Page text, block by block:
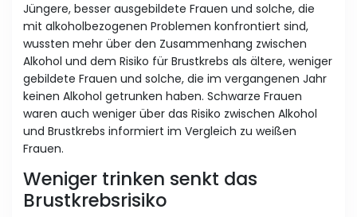
Jüngere, besser ausgebildete Frauen und solche, die
mit alkoholbezogenen Problemen konfrontiert sind,
wussten mehr über den Zusammenhang zwischen
Alkohol und dem Risiko für Brustkrebs als ältere, weniger
gebildete Frauen und solche, die im vergangenen Jahr
keinen Alkohol getrunken haben. Schwarze Frauen
waren auch weniger über das Risiko zwischen Alkohol
und Brustkrebs informiert im Vergleich zu weißen
Frauen.
Weniger trinken senkt das
Brustkrebsrisiko